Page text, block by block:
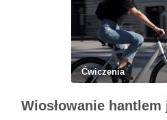
Ćwiczenia